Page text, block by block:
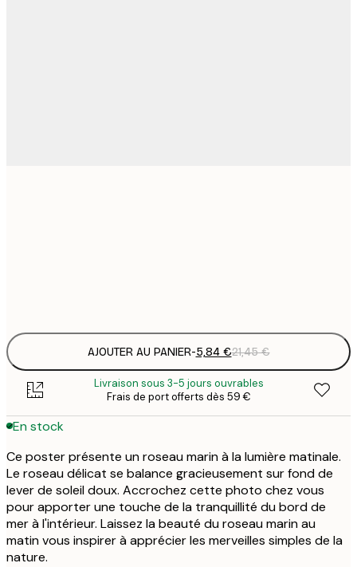
AJOUTER AU PANIER-5,84 €21,45 €
Livraison sous 3-5 jours ouvrables
Frais de port offerts dès 59 €
En stock
Ce poster présente un roseau marin à la lumière matinale.
Le roseau délicat se balance gracieusement sur fond de
lever de soleil doux. Accrochez cette photo chez vous
pour apporter une touche de la tranquillité du bord de
mer à l'intérieur. Laissez la beauté du roseau marin au
matin vous inspirer à apprécier les merveilles simples de la
nature.